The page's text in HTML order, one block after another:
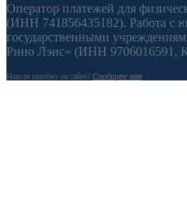
Оператор платежей для
(ИНН 741856435182). Работа с
государственными
Рино Лэнс» (ИНН 9706016591,
Нашли ошибку на сайте? Сообщите нам